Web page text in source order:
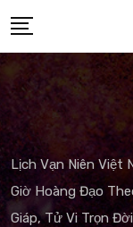
to
content
Lịch Vạn Niên Việt
Giờ Hoàng Đạo
Giáp, Tử Vi Trọn